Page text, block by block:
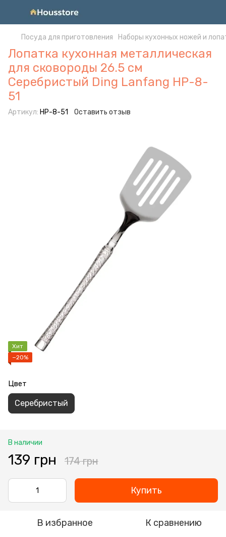
Посуда для приготовления Наборы кухонных ножей и
Лопатка кухонная металлическая
для сковороды 26.5 см
Серебристый Ding Lanfang HP-8-
51
Артикул: HP-8-51 Оставить отзыв
Хит
−20%
Цвет
Серебристый
В наличии
139 грн 174 грн
Купить
В избранное К сравнению